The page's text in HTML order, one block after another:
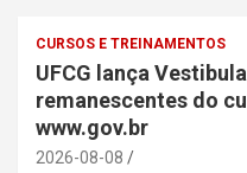
CURSOS E TREINAMENTOS
UFCG lança
remanescentes do
www.gov.br
2026-08-08